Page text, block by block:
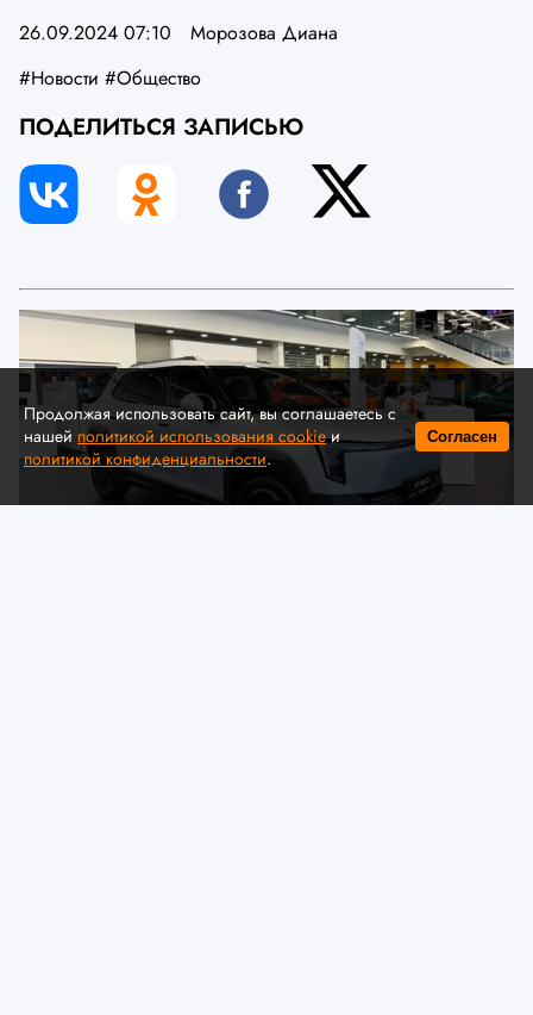
26.09.2024 07:10
Морозова Диана
#Новости #Общество
ПОДЕЛИТЬСЯ ЗАПИСЬЮ
Продолжая использовать сайт, вы соглашаетесь с
нашей политикой использования cookieи
политикой конфиденциальности.
Согласен